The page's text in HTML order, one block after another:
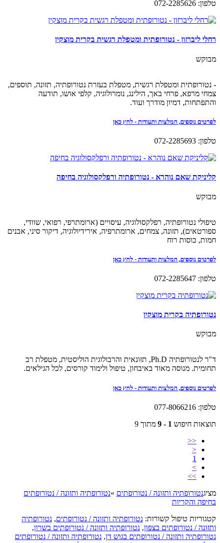
טלפון: 072-2285626
רחלי ליברזון - נטורופתית ומטפלת רגשית בקרית מוצקין
מבוקש
- נטורופתית ומטפלת רגשית, מטפלת בעזרת נטורופתיה, תזונה, תוספים,
צמחי מרפא, פרחי באך, הילינג, נומרולוגיה, קלפי אושו, תודעה
והתפתחות, דמיון מודרך ועוד.
לפרטים נוספים, המלצות ותעודות - לחץ כאן
טלפון: 072-2285693
קליניקת שאם נוהרא - נטורופתיה ורפלקסולוגיה בחיפה
מבוקש
טיפולי נטורופתיה, רפלקסולוגיה, עיסויים (ארומתרפי, רפואי, שוודי,
ספורטאים), תזונה, צמחים, ארומתרפיה, אירידיולוגיה, דיקור סיני, אבנים
חמות, כוסות רוח
לפרטים נוספים, המלצות ותעודות - לחץ כאן
טלפון: 072-2285647
נטורופתיה בקרית מוצקין
מבוקש
ד"ר לנטורופתיה Ph.D, תזונאית והרבולוגית הוליסטית, מטפלת רב
תחומית. מנוסה מאוד באיבחון, טיפול ולימוד קורסים, לכל הגילאים.
לפרטים נוספים, המלצות ותעודות - לחץ כאן
טלפון: 077-8066216
תוצאות חיפוש 1 - 9
מתוך 9
<<
<
1
>
>>
מציגנטורופתיה ותזונה / נטורופתים »נטורופתיה ותזונה / נטורופתים
בחיפה והקריות
קטגוריות טיפול קשורות: נטורופתיה ותזונה / נטורופתים, נטורופתיה
ותזונה / נטורופתים בצפון, נטורופתיה ותזונה / נטורופתים בשרון,
נטורופתיה ותזונה / נטורופתים בגוש דן, נטורופתיה ותזונה / נטורופתים